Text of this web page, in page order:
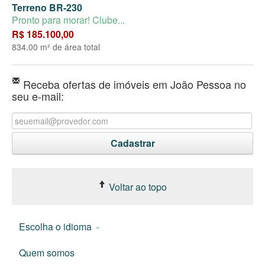
Terreno BR-230
Pronto para morar! Clube...
R$ 185.100,00
834.00 m² de área total
Receba ofertas de imóveis em João Pessoa no
seu e-mail:
Voltar ao topo
Escolha o idioma
Quem somos